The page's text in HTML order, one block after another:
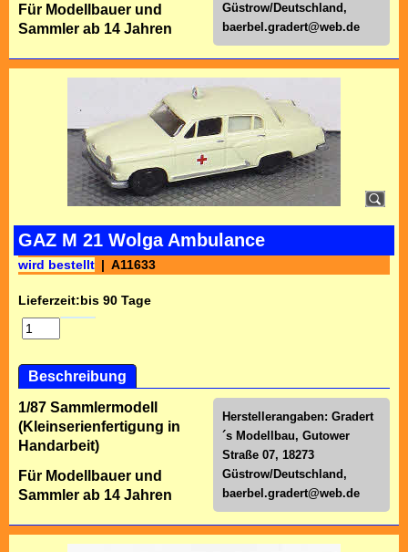
Güstrow/Deutschland,
baerbel.gradert@web.de
Für Modellbauer und
Sammler ab 14 Jahren
GAZ M 21 Wolga Ambulance
wird bestellt A11633
Lieferzeit:bis 90 Tage
Beschreibung
Herstellerangaben: Gradert
´s Modellbau, Gutower
Straße 07, 18273
Güstrow/Deutschland,
baerbel.gradert@web.de
1/87 Sammlermodell
(Kleinserienfertigung in
Handarbeit)
Für Modellbauer und
Sammler ab 14 Jahren